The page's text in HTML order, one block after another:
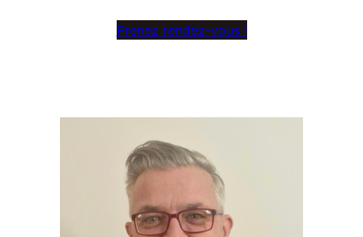
Prenez rendez-vous !